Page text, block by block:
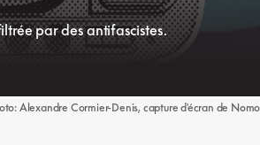
par des antifascistes.
Alexandre Cormier-Denis, capture d'écran de